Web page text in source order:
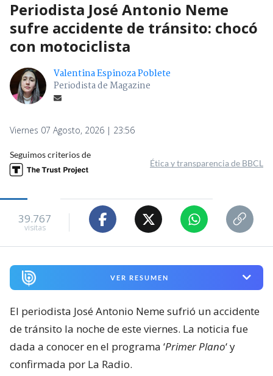
Periodista José Antonio Neme
sufre accidente de tránsito: chocó
con motociclista
Valentina Espinoza Poblete
Periodista de Magazine
Viernes 07 Agosto, 2026 | 23:56
Seguimos criterios de
Ética y transparencia de BBCL
39.767
visitas
VER RESUMEN
El periodista José Antonio Neme sufrió un accidente
de tránsito la noche de este viernes. La noticia fue
dada a conocer en el programa ‘Primer Plano‘ y
confirmada por La Radio.